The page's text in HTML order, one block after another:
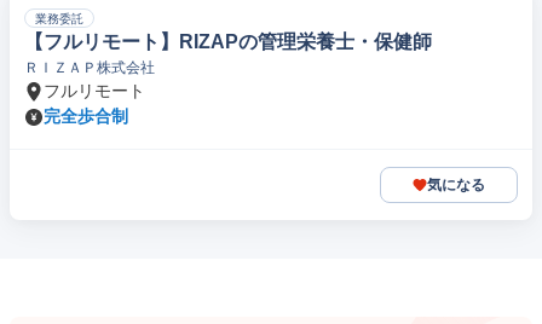
業務委託
【フルリモート】RIZAPの管理栄養士・保健師
ＲＩＺＡＰ株式会社
フルリモート
完全歩合制
気になる